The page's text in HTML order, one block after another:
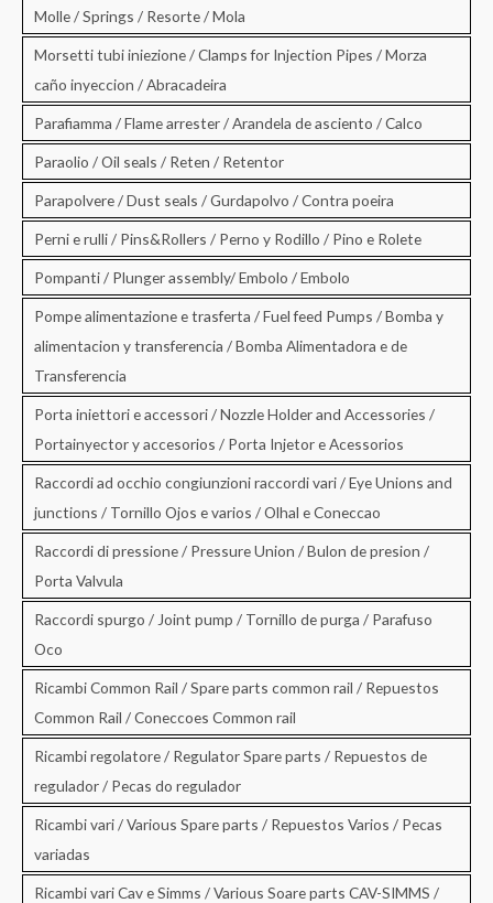
Molle / Springs / Resorte / Mola
Morsetti tubi iniezione / Clamps for Injection Pipes / Morza
caño inyeccion / Abracadeira
Parafiamma / Flame arrester / Arandela de asciento / Calco
Paraolio / Oil seals / Reten / Retentor
Parapolvere / Dust seals / Gurdapolvo / Contra poeira
Perni e rulli / Pins&Rollers / Perno y Rodillo / Pino e Rolete
Pompanti / Plunger assembly/ Embolo / Embolo
Pompe alimentazione e trasferta / Fuel feed Pumps / Bomba y
alimentacion y transferencia / Bomba Alimentadora e de
Transferencia
Porta iniettori e accessori / Nozzle Holder and Accessories /
Portainyector y accesorios / Porta Injetor e Acessorios
Raccordi ad occhio congiunzioni raccordi vari / Eye Unions and
junctions / Tornillo Ojos e varios / Olhal e Coneccao
Raccordi di pressione / Pressure Union / Bulon de presion /
Porta Valvula
Raccordi spurgo / Joint pump / Tornillo de purga / Parafuso
Oco
Ricambi Common Rail / Spare parts common rail / Repuestos
Common Rail / Coneccoes Common rail
Ricambi regolatore / Regulator Spare parts / Repuestos de
regulador / Pecas do regulador
Ricambi vari / Various Spare parts / Repuestos Varios / Pecas
variadas
Ricambi vari Cav e Simms / Various Soare parts CAV-SIMMS /